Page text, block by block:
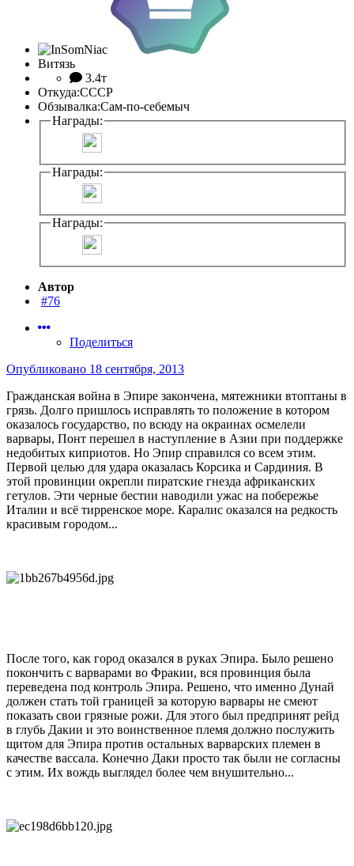
Витязь
3.4т
Откуда:СССР
Обзывалка:Сам-по-себемыч
Награды:
Награды:
Награды:
Автор
#76
Поделиться
Опубликовано 18 сентября, 2013
Гражданская война в Эпире закончена, мятежники втоптаны в
грязь. Долго пришлось исправлять то положение в котором
оказалось государство, по всюду на окраинах осмелели
варвары, Понт перешел в наступление в Азии при поддержке
недобитых киприотов. Но Эпир справился со всем этим.
Первой целью для удара оказалась Корсика и Сардиния. В
этой провинции окрепли пиратские гнезда африканских
гетулов. Эти черные бестии наводили ужас на побережье
Италии и всё тирренское море. Каралис оказался на редкость
красивым городом...
После того, как город оказался в руках Эпира. Было решено
покончить с варварами во Фракии, вся провинция была
переведена под контроль Эпира. Решено, что именно Дунай
должен стать той границей за которую варвары не смеют
показать свои грязные рожи. Для этого был предпринят рейд
в глубь Дакии и это воинственное племя должно послужить
щитом для Эпира против остальных варварских племен в
качестве вассала. Конечно Даки просто так были не согласны
с этим. Их вождь выглядел более чем внушительно...